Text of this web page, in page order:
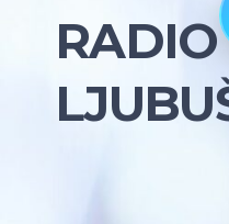
RADIO